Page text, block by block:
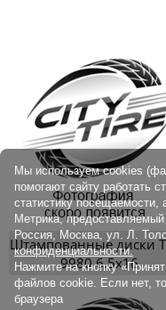
Штампованные диски
9980 6.5x16
Мы используем cookies
помогают сайту работать
статистику посещаемости,
Метрика,
Россия, Москва, ул. Л.
конфиденциальности.
Нажмите на кнопку
файлов cookie. Если нет,
браузера